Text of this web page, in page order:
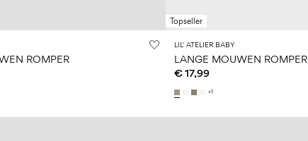
ROMPER
Topseller
LIL' ATELIER BABY
LANGE MOUWEN ROMPER
€ 17,99
+1